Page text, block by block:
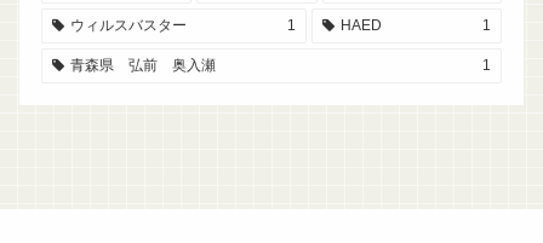
ウィルスバスター 1 HAED 1
青森県 弘前 奥入瀬 1